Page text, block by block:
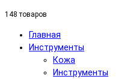
148 товаров
Главная
Инструменты
Кожа
Инструменты